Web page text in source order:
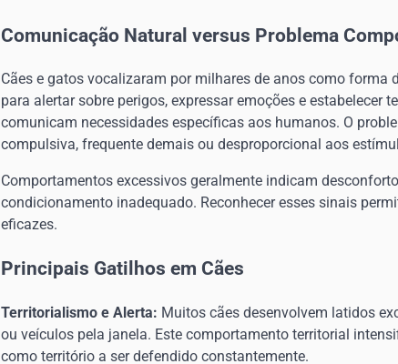
Comunicação Natural versus Problema
Cães e gatos vocalizaram por milhares de anos como forma
para alertar sobre perigos, expressar emoções e estabelecer
comunicam necessidades específicas aos humanos. O
compulsiva, frequente demais ou desproporcional aos
Comportamentos excessivos geralmente indicam
condicionamento inadequado. Reconhecer esses sinais
eficazes.
Principais Gatilhos em Cães
Territorialismo e Alerta: Muitos cães desenvolvem latidos
ou veículos pela janela. Este comportamento territorial
como território a ser defendido constantemente.